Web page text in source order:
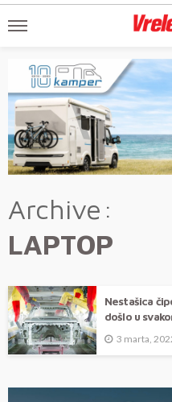
Archive
LAPTOP
Nestašica
došlo u
3 marta,